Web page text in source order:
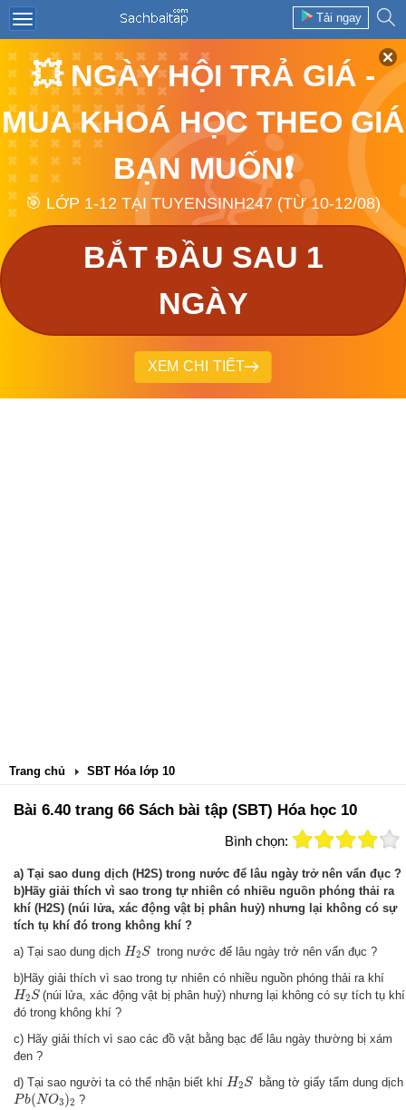
Tải ngay
💥 NGÀY HỘI TRẢ GIÁ -
MUA KHOÁ HỌC THEO GIÁ
BẠN MUỐN❗
🎯 LỚP 1-12 TẠI TUYENSINH247 (TỪ 10-12/08)
BẮT ĐẦU SAU 1
NGÀY
XEM CHI TIẾT
Trang chủ SBT Hóa lớp 10
Bài 6.40 trang 66 Sách bài tập (SBT) Hóa học 10
Bình chọn:
a) Tại sao dung dịch (H2S) trong nước để lâu ngày trở nên vẩn đục ?
b)Hãy giải thích vì sao trong tự nhiên có nhiều nguồn phóng thải ra
khí (H2S) (núi lửa, xác động vật bị phân huỷ) nhưng lại không có sự
tích tụ khí đó trong không khí ?
a) Tại sao dung dịch H2S
H2 Strong nước để lâu ngày trở nên vẩn đục ?
b)Hãy giải thích vì sao trong tự nhiên có nhiều nguồn phóng thải ra khí
H2S
H2 S(núi lửa, xác động vật bị phân huỷ) nhưng lại không có sự tích tụ khí
đó trong không khí ?
c) Hãy giải thích vì sao các đồ vật bằng bạc để lâu ngày thường bị xám
đen ?
d) Tại sao người ta có thể nhận biết khí H2S
H2 Sbằng tờ giấy tẩm dung dịch
Pb(NO3)2
Pb (NO3 )2
?